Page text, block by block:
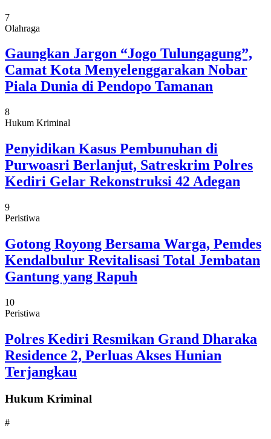
7
Olahraga
Gaungkan Jargon “Jogo Tulungagung”,
Camat Kota Menyelenggarakan Nobar
Piala Dunia di Pendopo Tamanan
8
Hukum Kriminal
Penyidikan Kasus Pembunuhan di
Purwoasri Berlanjut, Satreskrim Polres
Kediri Gelar Rekonstruksi 42 Adegan
9
Peristiwa
Gotong Royong Bersama Warga, Pemdes
Kendalbulur Revitalisasi Total Jembatan
Gantung yang Rapuh
10
Peristiwa
Polres Kediri Resmikan Grand Dharaka
Residence 2, Perluas Akses Hunian
Terjangkau
Hukum Kriminal
#